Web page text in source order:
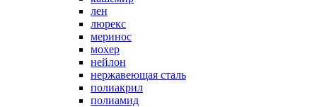
лен
люрекс
меринос
мохер
нейлон
нержавеющая сталь
полиакрил
полиамид